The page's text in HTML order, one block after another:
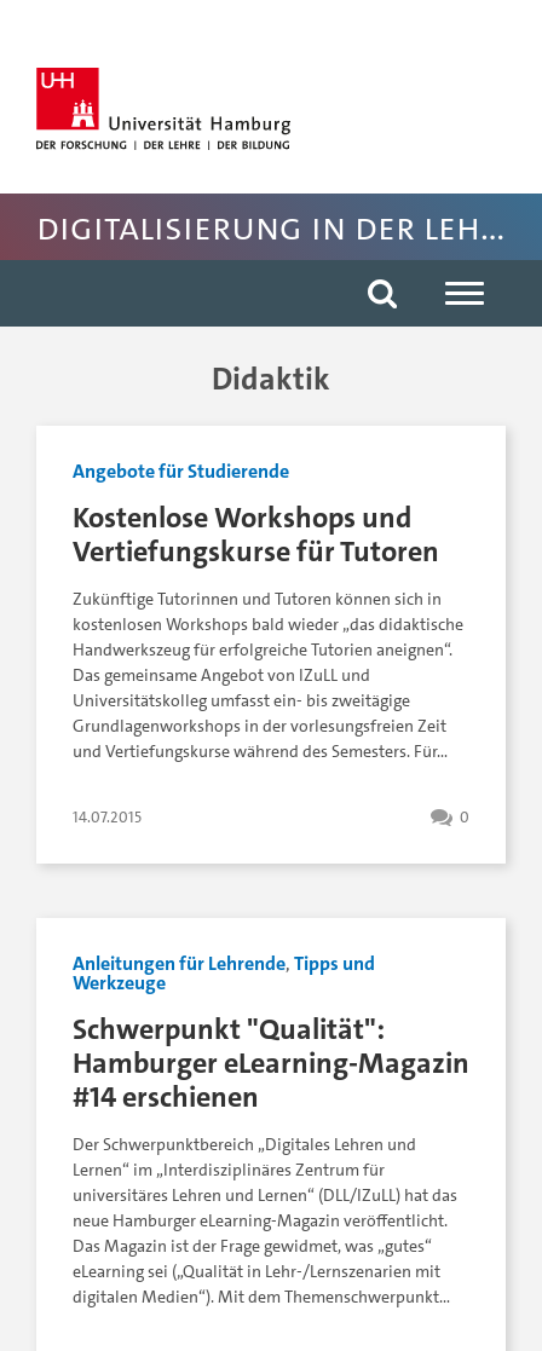
Fussbereich der Seite anspringen
Digitalisierung in der Lehre WiSo
Didaktik
Angebote für Studierende
Kostenlose Workshops und
Vertiefungskurse für Tutoren
Zukünftige Tutorinnen und Tutoren können sich in
kostenlosen Workshops bald wieder „das didaktische
Handwerkszeug für erfolgreiche Tutorien aneignen“.
Das gemeinsame Angebot von IZuLL und
Universitätskolleg umfasst ein- bis zweitägige
Grundlagenworkshops in der vorlesungsfreien Zeit
und Vertiefungskurse während des Semesters. Für…
14.07.2015 0
Anleitungen für Lehrende,Tipps und
Werkzeuge
Schwerpunkt "Qualität":
Hamburger eLearning-Magazin
#14 erschienen
Der Schwerpunktbereich „Digitales Lehren und
Lernen“ im „Interdisziplinäres Zentrum für
universitäres Lehren und Lernen“ (DLL/IZuLL) hat das
neue Hamburger eLearning-Magazin veröffentlicht.
Das Magazin ist der Frage gewidmet, was „gutes“
eLearning sei („Qualität in Lehr-/Lernszenarien mit
digitalen Medien“). Mit dem Themenschwerpunkt…